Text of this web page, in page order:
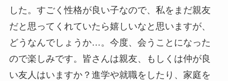
した。すごく性格が良い子なので、私をまだ親友
だと思ってくれていたら嬉しいなと思いますが、
どうなんでしょうか…。今度、会うことになった
ので楽しみです。皆さんは親友、もしくは仲が良
い友人はいますか？進学や就職をしたり、家庭を